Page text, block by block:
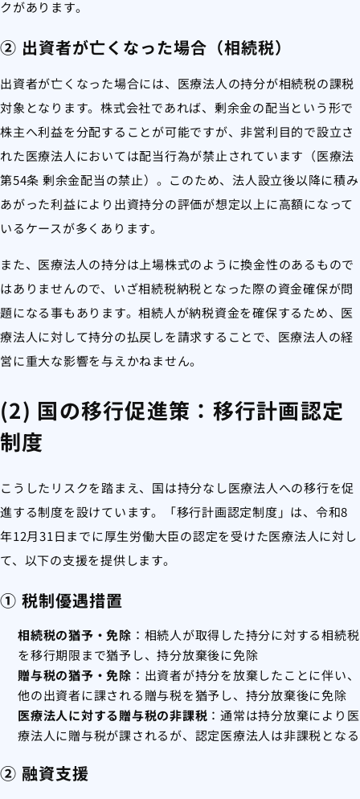
クがあります。
② 出資者が亡くなった場合（相続税）
出資者が亡くなった場合には、医療法人の持分が相続税の課税
対象となります。株式会社であれば、剰余金の配当という形で
株主へ利益を分配することが可能ですが、非営利目的で設立さ
れた医療法人においては配当行為が禁止されています（医療法
第54条 剰余金配当の禁止）。このため、法人設立後以降に積み
あがった利益により出資持分の評価が想定以上に高額になって
いるケースが多くあります。
また、医療法人の持分は上場株式のように換金性のあるもので
はありませんので、いざ相続税納税となった際の資金確保が問
題になる事もあります。相続人が納税資金を確保するため、医
療法人に対して持分の払戻しを請求することで、医療法人の経
営に重大な影響を与えかねません。
(2) 国の移行促進策：移行計画認定
制度
こうしたリスクを踏まえ、国は持分なし医療法人への移行を促
進する制度を設けています。「移行計画認定制度」は、令和8
年12月31日までに厚生労働大臣の認定を受けた医療法人に対し
て、以下の支援を提供します。
① 税制優遇措置
相続税の猶予・免除 ：相続人が取得した持分に対する相続税
を移行期限まで猶予し、持分放棄後に免除
贈与税の猶予・免除 ：出資者が持分を放棄したことに伴い、
他の出資者に課される贈与税を猶予し、持分放棄後に免除
医療法人に対する贈与税の非課税 ：通常は持分放棄により医
療法人に贈与税が課されるが、認定医療法人は非課税となる
② 融資支援